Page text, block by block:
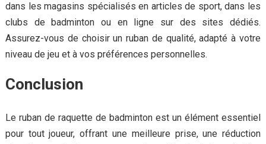
dans les magasins spécialisés en articles de sport, dans les
clubs de badminton ou en ligne sur des sites dédiés.
Assurez-vous de choisir un ruban de qualité, adapté à votre
niveau de jeu et à vos préférences personnelles.
Conclusion
Le ruban de raquette de badminton est un élément essentiel
pour tout joueur, offrant une meilleure prise, une réduction